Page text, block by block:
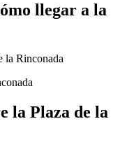
llegar a la
la Rinconada
la Plaza de la